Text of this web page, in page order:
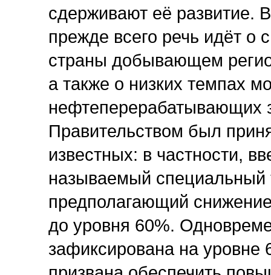
сдерживают её развитие.
прежде всего речь идёт
страны добывающем
а также о низких темпах
нефтеперерабатывающих
Правительством был
известных: в частности,
называемый
предполагающий
до уровня 60%.
зафиксирована на